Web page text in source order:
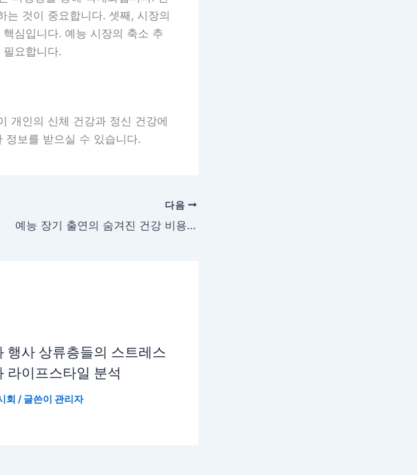
는 것이 중요합니다. 셋째, 시장의
심입니다. 예능 시장의 축소 추
요합니다.
개인의 신체 건강과 정신 건강에
정보를 받으실 수 있습니다.
다음
예능 장기 출연의 숨겨진 건강 비용: 유선호의 선택에서 배우는 것
행사 상류층들의 스트레스
라이프스타일 분석
회 / 글쓴이 관리자